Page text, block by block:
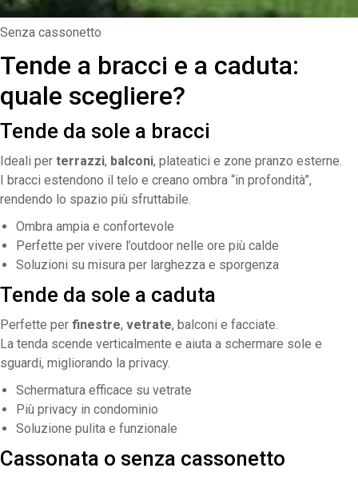
Senza cassonetto
Tende a bracci e a caduta:
quale scegliere?
Tende da sole a bracci
Ideali per terrazzi, balconi, plateatici e zone pranzo esterne.
I bracci estendono il telo e creano ombra “in profondità”,
rendendo lo spazio più sfruttabile.
Ombra ampia e confortevole
Perfette per vivere l’outdoor nelle ore più calde
Soluzioni su misura per larghezza e sporgenza
Tende da sole a caduta
Perfette per finestre, vetrate, balconi e facciate.
La tenda scende verticalmente e aiuta a schermare sole e
sguardi, migliorando la privacy.
Schermatura efficace su vetrate
Più privacy in condominio
Soluzione pulita e funzionale
Cassonata o senza cassonetto